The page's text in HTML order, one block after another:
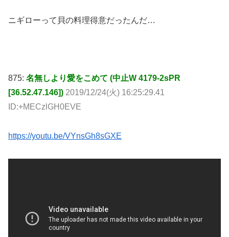
ニギローって貝の料理得意だったんだ…
875: 名無しより愛をこめて (中止W 4179-2sPR
[36.52.47.146]) 2019/12/24(火) 16:25:29.41
ID:+MECzlGH0EVE
https://youtu.be/VYnsGh8sGXE